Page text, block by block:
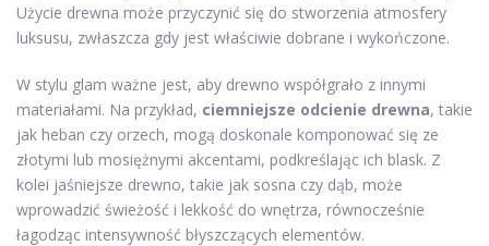
Użycie drewna może przyczynić się do stworzenia atmosfery
luksusu, zwłaszcza gdy jest właściwie dobrane i wykończone.
W stylu glam ważne jest, aby drewno współgrało z innymi
materiałami. Na przykład, ciemniejsze odcienie drewna, takie
jak heban czy orzech, mogą doskonale komponować się ze
złotymi lub mosiężnymi akcentami, podkreślając ich blask. Z
kolei jaśniejsze drewno, takie jak sosna czy dąb, może
wprowadzić świeżość i lekkość do wnętrza, równocześnie
łagodząc intensywność błyszczących elementów.